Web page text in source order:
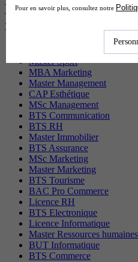
Les diplômes par
recherchés
Master Sport
MBA Marketing
Master Management
CAP Esthétique
MSc Management
BTS Communication
BTS RH
Master Immobilier
BTS Assurance
MSc Marketing
Master Marketing
BTS Tourisme
BAC Pro Commerce
Licence RH
BTS Electronique
Licence Informatique
Master Ressources humaines
BUT Informatique
BTS Commerce
Pour en savoir plus, consultez notre